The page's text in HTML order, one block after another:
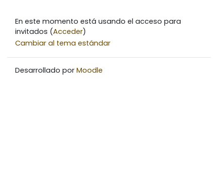
En este momento está usando el acceso para
invitados (Acceder)
Cambiar al tema estándar
Desarrollado por Moodle